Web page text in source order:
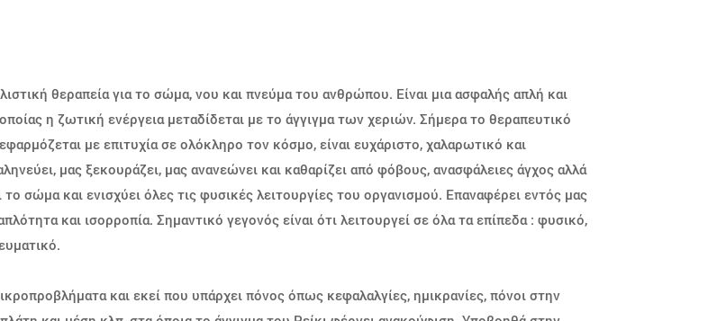
θεραπεία για το σώμα, νου και πνεύμα του ανθρώπου. Είναι μια ασφαλής απλή και
η ζωτική ενέργεια μεταδίδεται με το άγγιγμα των χεριών. Σήμερα το θεραπευτικό
με επιτυχία σε ολόκληρο τον κόσμο, είναι ευχάριστο, χαλαρωτικό και
μας ξεκουράζει, μας ανανεώνει και καθαρίζει από φόβους, ανασφάλειες άγχος αλλά
σώμα και ενισχύει όλες τις φυσικές λειτουργίες του οργανισμού. Επαναφέρει εντός μας
και ισορροπία. Σημαντικό γεγονός είναι ότι λειτουργεί σε όλα τα επίπεδα : φυσικό,
και εκεί που υπάρχει πόνος όπως κεφαλαλγίες, ημικρανίες, πόνοι στην